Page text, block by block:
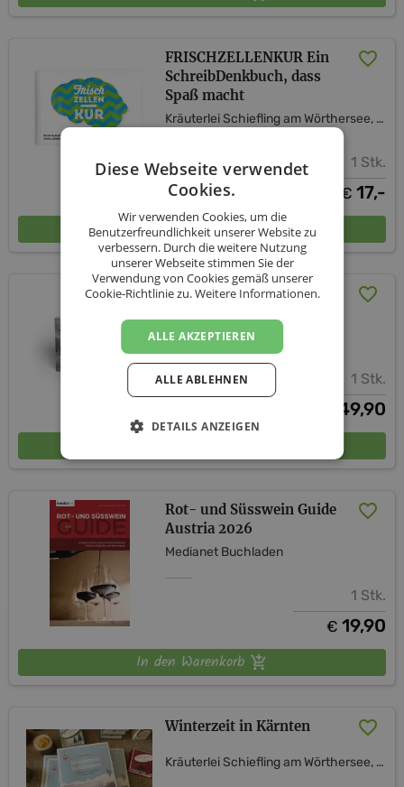
FRISCHZELLENKUR Ein
SchreibDenkbuch, dass
Spaß macht
Kräuterlei Schiefling am Wörthersee, vulgo Kozian
1 Stk.
€ 17,-
In den Warenkorb
Buch Villgrater Natur –
Villgrater Natur Produkte
1 Stk.
49,90
Rot- und Süsswein Guide
Austria 2026
Medianet Buchladen
1 Stk.
€ 19,90
In den Warenkorb
Winterzeit in Kärnten
Kräuterlei Schiefling am Wörthersee, vulgo Kozian
Diese Webseite verwendet
Cookies.
Wir verwenden Cookies, um die
Benutzerfreundlichkeit unserer Website zu
verbessern. Durch die weitere Nutzung
unserer Webseite stimmen Sie der
Verwendung von Cookies gemäß unserer
Cookie-Richtlinie zu.Weitere Informationen.
ALLE AKZEPTIEREN
ALLE ABLEHNEN
DETAILS ANZEIGEN